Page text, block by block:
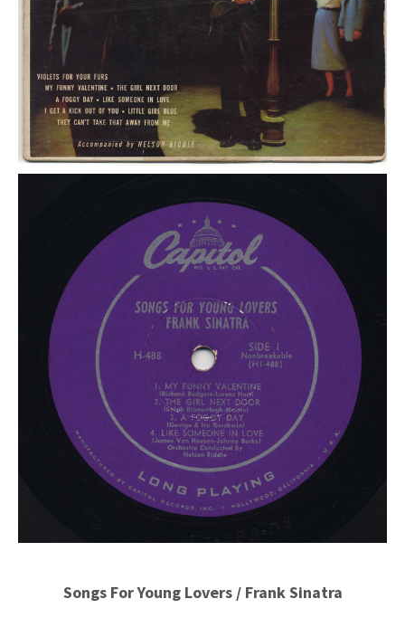
Songs For Young Lovers / Frank Sinatra